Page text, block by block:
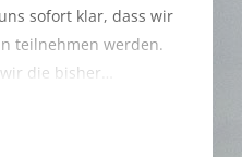
sofort klar, dass wir
teilnehmen werden.
die bisher…